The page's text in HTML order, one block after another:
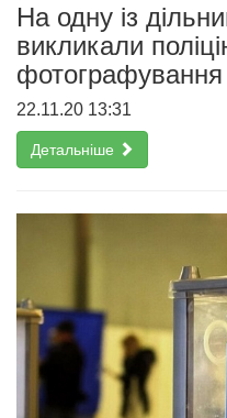
На одну із
викликали
22.11.20 13:31
Детальніше